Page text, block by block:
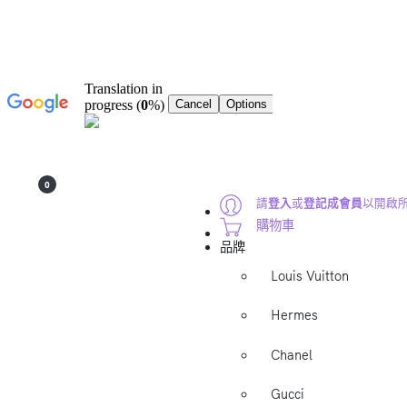
請登入或登記成會員以開啟
0
購物車
品牌
Louis Vuitton
Hermes
Chanel
Gucci